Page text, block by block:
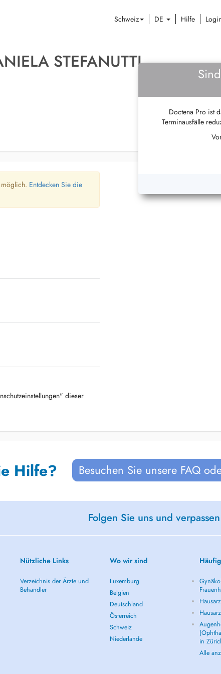
Schweiz DE Hilfe
STEFANUTTI
Doctena Pro ist
Terminausfälle
Entdecken Sie die
dieser
Hilfe? Besuchen Sie unsere FAQ
Folgen Sie uns und
Nützliche Links
Verzeichnis der Ärzte und
Behandler
Wo wir sind
Luxemburg
Belgien
Deutschland
Österreich
Schweiz
Niederlande
in
Alle